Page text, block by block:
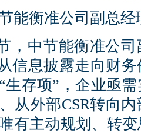
能衡准公司副总经
，中节能衡准公
信息披露走向财
生存项”，企业亟
从外部CSR转向
有主动规划、转